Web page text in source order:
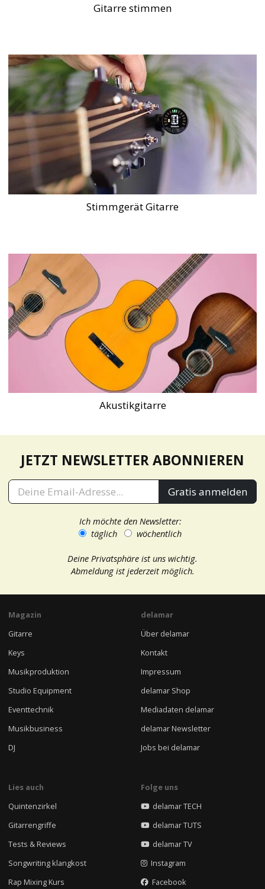
Gitarre stimmen
Stimmgerät Gitarre
Akustikgitarre
JETZT NEWSLETTER ABONNIEREN
Gratis anmelden
Ich möchte den Newsletter:
täglich
wöchentlich
Deine Privatsphäre ist uns wichtig.
Abmeldung ist jederzeit möglich.
Magazin
Gitarre
Keys
Musikproduktion
Studio Equipment
Eventtechnik
Musikbusiness
DJ
delamar
Über delamar
Kontakt
Impressum
delamar Shop
Mediadaten delamar
delamar Newsletter
Jobs bei delamar
Lies auch
Quintenzirkel
Gitarrengriffe
Tests & Reviews
Songwriting klangkost
Rap Mixing Kurs
Folge uns
delamar TECH
delamar TUTS
delamar TV
Instagram
Facebook